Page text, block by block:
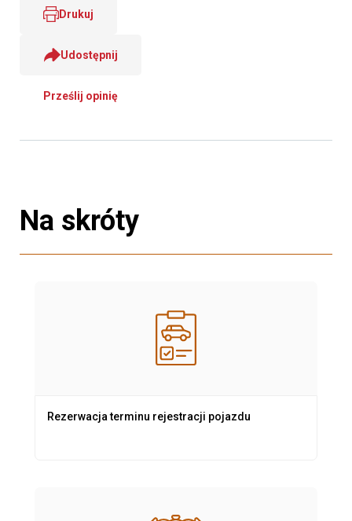
Drukuj
Udostępnij
Prześlij opinię
Na skróty
Rezerwacja terminu rejestracji pojazdu